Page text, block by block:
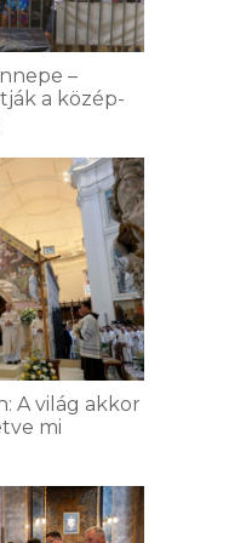
–
a közép-
A világ akkor
mi